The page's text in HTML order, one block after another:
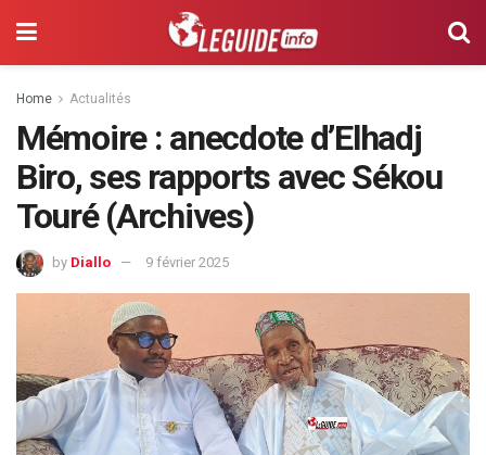
Home Actualités
Mémoire : anecdote d’Elhadj
Biro, ses rapports avec Sékou
Touré (Archives)
by Diallo 9 février 2025